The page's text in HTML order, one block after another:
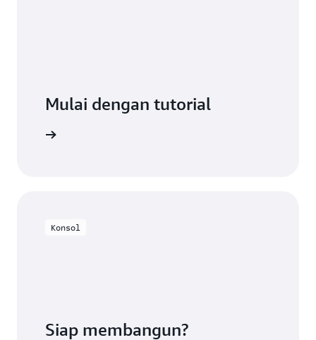
Mulai dengan tutorial
Konsol
Siap membangun?